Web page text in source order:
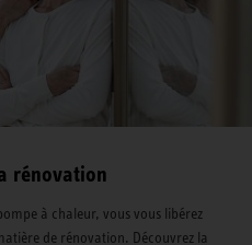
rénovation
à chaleur, vous vous libérez
de rénovation. Découvrez la